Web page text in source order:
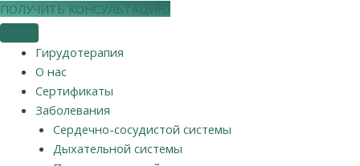
ПОЛУЧИТЬ КОНСУЛЬТАЦИЮ
Гирудотерапия
О нас
Сертификаты
Заболевания
Сердечно-сосудистой системы
Дыхательной системы